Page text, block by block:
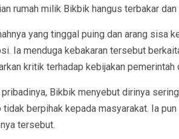
rumah milik Bikbik hangus terbakar
yang tinggal puing dan arang sisa
Ia menduga kebakaran tersebut
kritik terhadap kebijakan
pribadinya, Bikbik menyebut dirinya
berpihak kepada masyarakat. Ia
tersebut.